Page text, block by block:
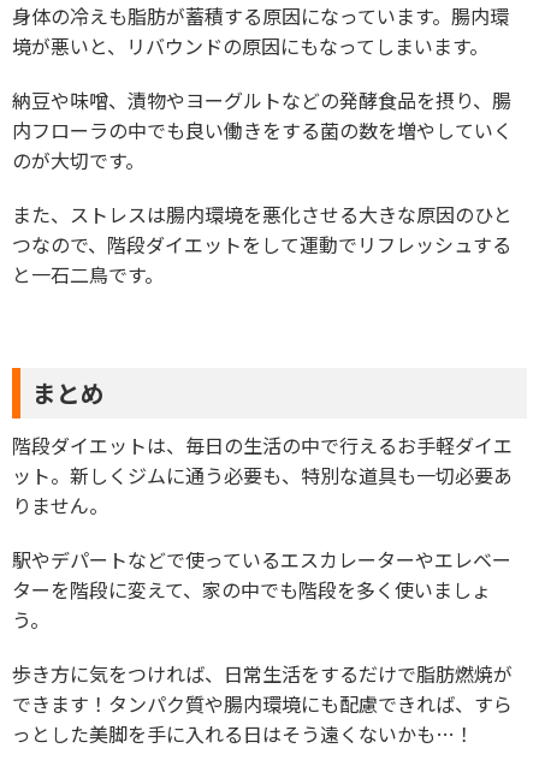
身体の冷えも脂肪が蓄積する原因になっています。腸内環
境が悪いと、リバウンドの原因にもなってしまいます。
納豆や味噌、漬物やヨーグルトなどの発酵食品を摂り、腸
内フローラの中でも良い働きをする菌の数を増やしていく
のが大切です。
また、ストレスは腸内環境を悪化させる大きな原因のひと
つなので、階段ダイエットをして運動でリフレッシュする
と一石二鳥です。
まとめ
階段ダイエットは、毎日の生活の中で行えるお手軽ダイエ
ット。新しくジムに通う必要も、特別な道具も一切必要あ
りません。
駅やデパートなどで使っているエスカレーターやエレベー
ターを階段に変えて、家の中でも階段を多く使いましょ
う。
歩き方に気をつければ、日常生活をするだけで脂肪燃焼が
できます！タンパク質や腸内環境にも配慮できれば、すら
っとした美脚を手に入れる日はそう遠くないかも…！